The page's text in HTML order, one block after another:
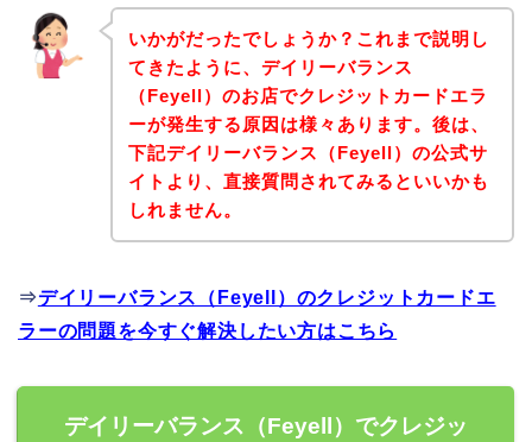
いかがだったでしょうか？これまで説明し
てきたように、デイリーバランス
（Feyell）のお店でクレジットカードエラ
ーが発生する原因は様々あります。後は、
下記デイリーバランス（Feyell）の公式サ
イトより、直接質問されてみるといいかも
しれません。
⇒デイリーバランス（Feyell）のクレジットカードエ
ラーの問題を今すぐ解決したい方はこちら
デイリーバランス（Feyell）でクレジッ